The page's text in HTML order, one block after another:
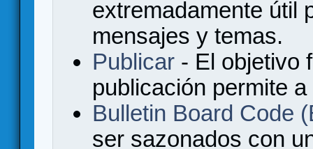
extremadamente útil
mensajes y temas.
Publicar - El objetivo
publicación permite
Bulletin Board Code
ser sazonados con